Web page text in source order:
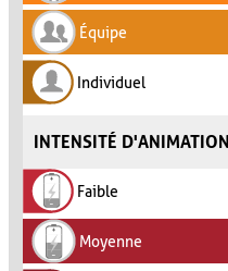
Équipe
Individuel
INTENSITÉ D'ANIMATION
Faible
Moyenne